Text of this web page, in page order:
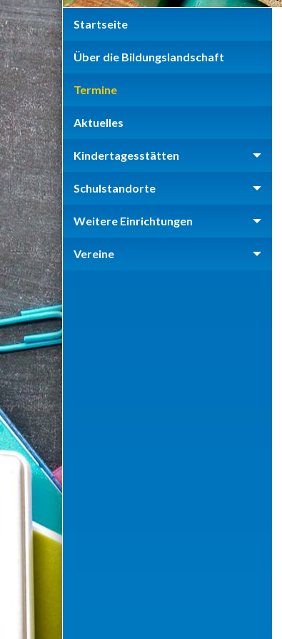
Startseite
Über die Bildungslandschaft
Termine
Aktuelles
Kindertagesstätten
Schulstandorte
Weitere Einrichtungen
Vereine